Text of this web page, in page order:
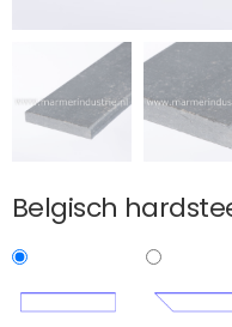
Belgisch